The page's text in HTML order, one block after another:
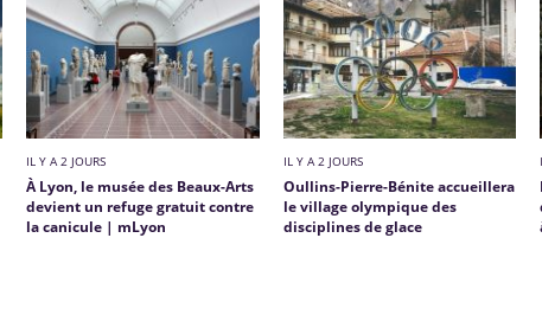
IL Y A 2 JOURS
À Lyon, le musée des Beaux-Arts
devient un refuge gratuit contre
la canicule | mLyon
IL Y A 2 JOURS
Oullins-Pierre-Bénite accueillera
le village olympique des
disciplines de glace